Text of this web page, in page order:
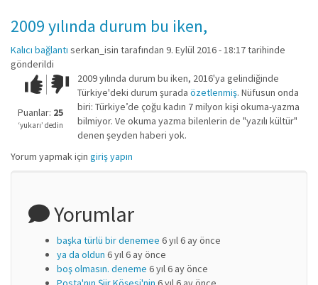
2009 yılında durum bu iken,
Kalıcı bağlantı serkan_isin tarafından 9. Eylül 2016 - 18:17 tarihinde
gönderildi
Çok iyi!O
kadar
iyi
değil!
Puanlar: 25
‘yukarı’ dedin
2009 yılında durum bu iken, 2016'ya gelindiğinde
Türkiye'deki durum şurada özetlenmiş. Nüfusun onda
biri: Türkiye’de çoğu kadın 7 milyon kişi okuma-yazma
bilmiyor. Ve okuma yazma bilenlerin de "yazılı kültür"
denen şeyden haberi yok.
Yorum yapmak için giriş yapın
Yorumlar
başka türlü bir denemee 6 yıl 6 ay önce
ya da oldun 6 yıl 6 ay önce
boş olmasın. deneme 6 yıl 6 ay önce